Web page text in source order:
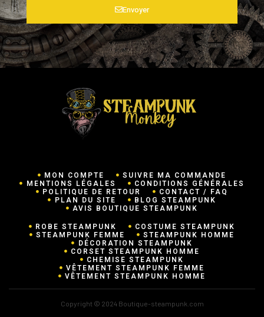
Envoyer
MON COMPTE SUIVRE MA COMMANDE
MENTIONS LÉGALES CONDITIONS GÉNÉRALES
POLITIQUE DE RETOUR CONTACT / FAQ
PLAN DU SITE BLOG STEAMPUNK
AVIS BOUTIQUE STEAMPUNK
ROBE STEAMPUNK
COSTUME STEAMPUNK
STEAMPUNK FEMME STEAMPUNK HOMME
DÉCORATION STEAMPUNK
CORSET STEAMPUNK HOMME
CHEMISE STEAMPUNK
VÊTEMENT STEAMPUNK FEMME
VÊTEMENT STEAMPUNK HOMME
Copyright © 2024 Boutique-steampunk.com